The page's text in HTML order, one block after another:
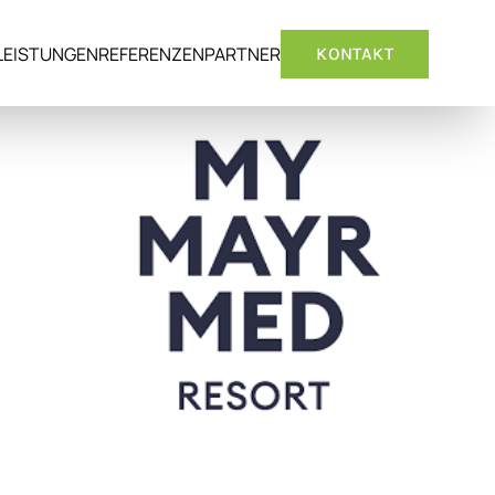
REFERENZENPARTNER KONTAKT